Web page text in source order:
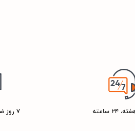
۷ روز ضمانت بازگشت کالا